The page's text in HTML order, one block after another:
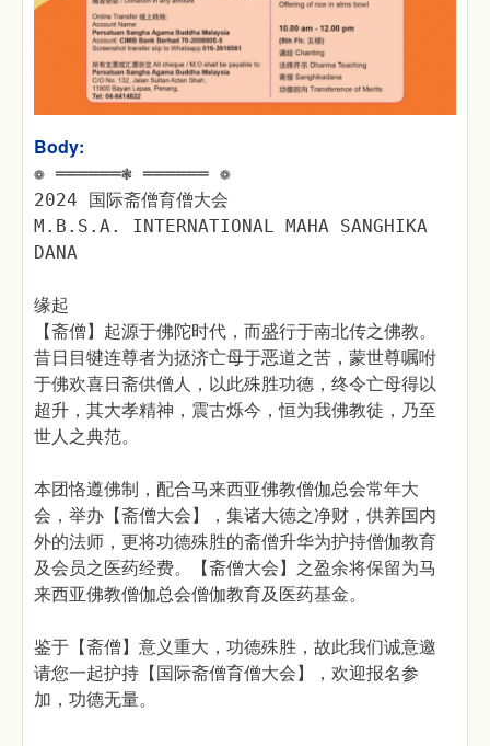
Body:
❁ ══════❃ ══════ ❁
2024 国际斋僧育僧大会
M.B.S.A. INTERNATIONAL MAHA SANGHIKA
DANA
缘起
【斋僧】起源于佛陀时代，而盛行于南北传之佛教。
昔日目犍连尊者为拯济亡母于恶道之苦，蒙世尊嘱咐
于佛欢喜日斋供僧人，以此殊胜功德，终令亡母得以
超升，其大孝精神，震古烁今，恒为我佛教徒，乃至
世人之典范。
本团恪遵佛制，配合马来西亚佛教僧伽总会常年大
会，举办【斋僧大会】，集诸大德之净财，供养国内
外的法师，更将功德殊胜的斋僧升华为护持僧伽教育
及会员之医药经费。【斋僧大会】之盈余将保留为马
来西亚佛教僧伽总会僧伽教育及医药基金。
鉴于【斋僧】意义重大，功德殊胜，故此我们诚意邀
请您一起护持【国际斋僧育僧大会】，欢迎报名参
加，功德无量。